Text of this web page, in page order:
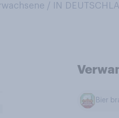
/ IN
Bier